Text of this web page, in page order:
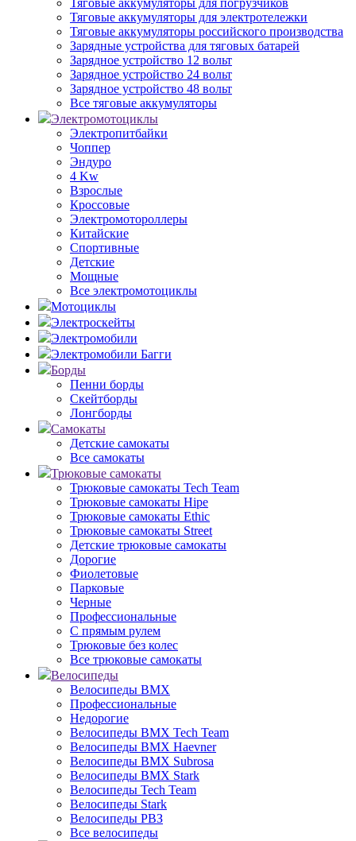
Тяговые аккумуляторы для погрузчиков
Тяговые аккумуляторы для электротележки
Тяговые аккумуляторы российского производства
Зарядные устройства для тяговых батарей
Зарядное устройство 12 вольт
Зарядное устройство 24 вольт
Зарядное устройство 48 вольт
Все тяговые аккумуляторы
Электромотоциклы
Электропитбайки
Чоппер
Эндуро
4 Kw
Взрослые
Кроссовые
Электромотороллеры
Китайские
Спортивные
Детские
Мощные
Все электромотоциклы
Мотоциклы
Электроскейты
Электромобили
Электромобили Багги
Борды
Пенни борды
Скейтборды
Лонгборды
Самокаты
Детские самокаты
Все самокаты
Трюковые самокаты
Трюковые самокаты Tech Team
Трюковые самокаты Hipe
Трюковые самокаты Ethic
Трюковые самокаты Street
Детские трюковые самокаты
Дорогие
Фиолетовые
Парковые
Черные
Профессиональные
С прямым рулем
Трюковые без колес
Все трюковые самокаты
Велосипеды
Велосипеды BMX
Профессиональные
Недорогие
Велосипеды BMX Tech Team
Велосипеды BMX Haevner
Велосипеды BMX Subrosa
Велосипеды BMX Stark
Велосипеды Tech Team
Велосипеды Stark
Велосипеды РВЗ
Все велосипеды